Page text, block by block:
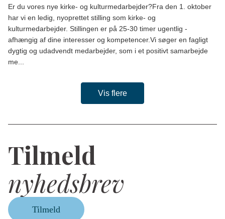
Er du vores nye kirke- og kulturmedarbejder?Fra den 1. oktober
har vi en ledig, nyoprettet stilling som kirke- og
kulturmedarbejder. Stillingen er på 25-30 timer ugentlig -
afhængig af dine interesser og kompetencer.Vi søger en fagligt
dygtig og udadvendt medarbejder, som i et positivt samarbejde
me...
Vis flere
Tilmeld
nyhedsbrev
Tilmeld